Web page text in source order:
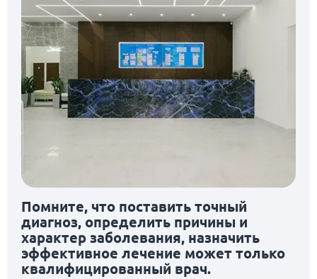
Помните, что поставить точный
диагноз, определить причины и
характер заболевания, назначить
эффективное лечение может только
квалифицированный врач.